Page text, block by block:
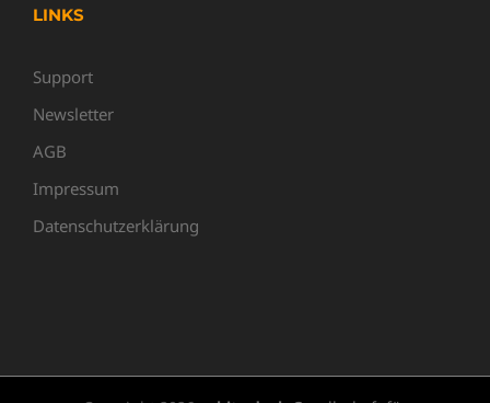
LINKS
Support
Newsletter
AGB
Impressum
Datenschutzerklärung